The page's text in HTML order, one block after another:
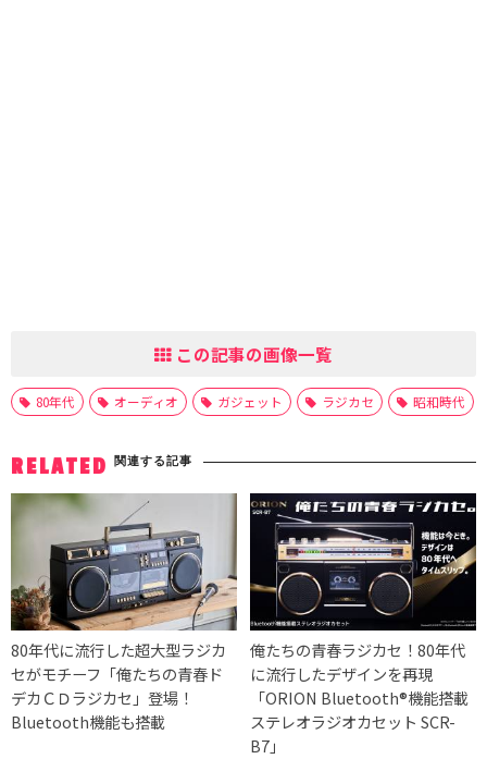
この記事の画像一覧
80年代 オーディオ ガジェット ラジカセ 昭和時代
RELATED 関連する記事
80年代に流行した超大型ラジカ
セがモチーフ「俺たちの青春ド
デカＣＤラジカセ」登場！
Bluetooth機能も搭載
俺たちの青春ラジカセ！80年代
に流行したデザインを再現
「ORION Bluetooth®機能搭載
ステレオラジオカセット SCR-
B7」